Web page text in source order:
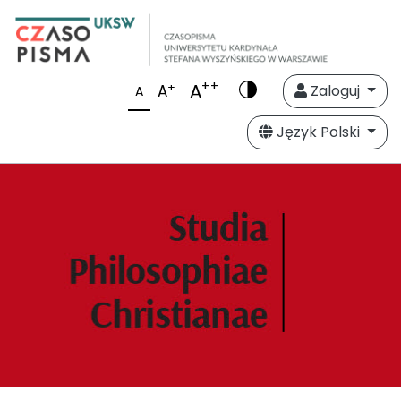
A A+ A++
Zaloguj
Język Polski